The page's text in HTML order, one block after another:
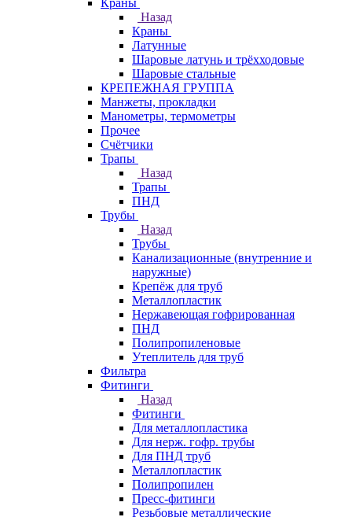
Краны
Назад
Краны
Латунные
Шаровые латунь и трёхходовые
Шаровые стальные
КРЕПЕЖНАЯ ГРУППА
Манжеты, прокладки
Манометры, термометры
Прочее
Счётчики
Трапы
Назад
Трапы
ПНД
Трубы
Назад
Трубы
Канализационные (внутренние и
наружные)
Крепёж для труб
Металлопластик
Нержавеющая гофрированная
ПНД
Полипропиленовые
Утеплитель для труб
Фильтра
Фитинги
Назад
Фитинги
Для металлопластика
Для нерж. гофр. трубы
Для ПНД труб
Металлопластик
Полипропилен
Пресс-фитинги
Резьбовые металлические